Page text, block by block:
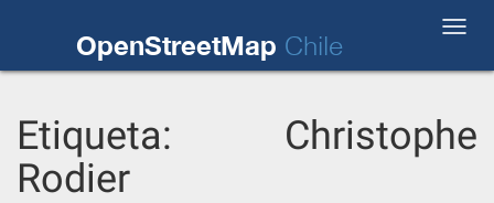
OpenStreetMap Chile
Etiqueta: Christophe
Rodier